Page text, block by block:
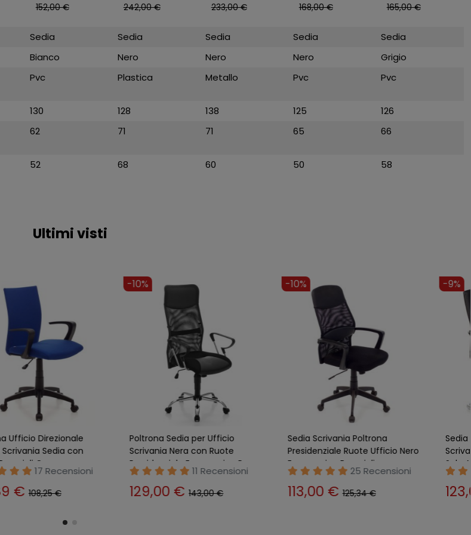
152,00 € 242,00 € 233,00 € 168,00 € 165,00 €
Sedia Sedia Sedia Sedia
Sedia
Bianco Nero Nero Nero
Grigio
Pvc Plastica Metallo Pvc Pvc
130 128 138 125
126
62 71 71 65 66
52 68 60 50 58
Ultimi visti
Poltrona Ufficio Direzionale
Rotelle Scrivania Sedia con
Ruote Braccioli Camera
17 Recensioni
96,89 €108,25 €
-10%
Poltrona Sedia per Ufficio
Scrivania Nera con Ruote
Presidenziale Ergonomica Pc
11 Recensioni
129,00 €143,00 €
-10%
Sedia Scrivania Poltrona
Presidenziale Ruote Ufficio Nero
Ergonomica Braccioli
25 Recensioni
113,00 €125,34 €